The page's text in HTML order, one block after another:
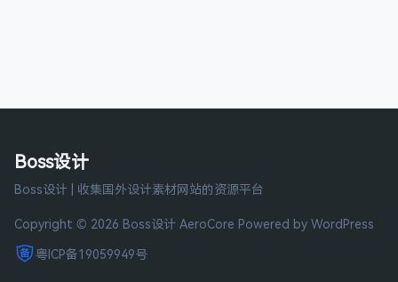
Boss设计
Boss设计 | 收集国外设计素材网站的资源平台
Copyright © 2026 Boss设计 AeroCore Powered by WordPress
粤ICP备19059949号